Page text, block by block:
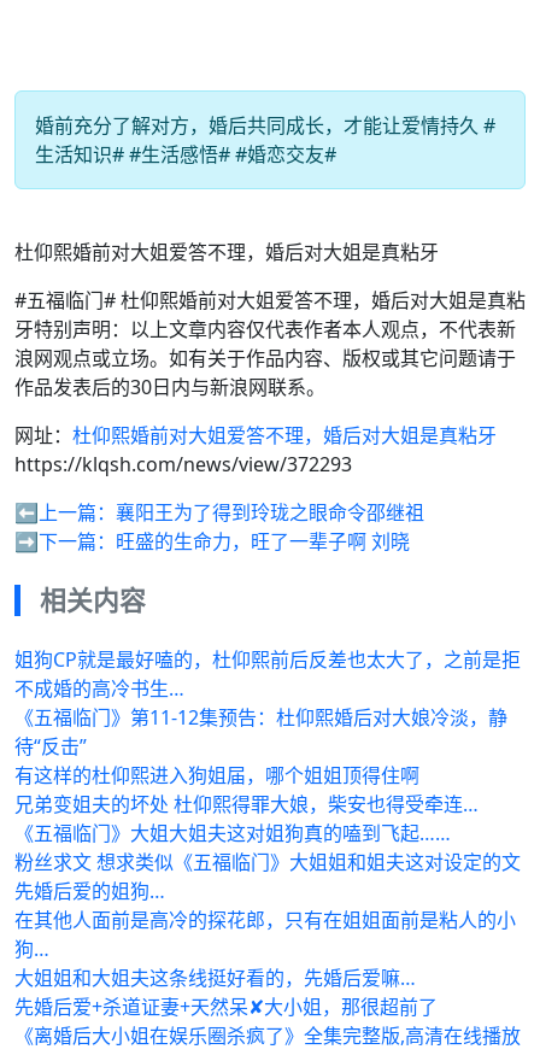
婚前充分了解对方，婚后共同成长，才能让爱情持久 #
生活知识# #生活感悟# #婚恋交友#
杜仰熙婚前对大姐爱答不理，婚后对大姐是真粘牙
#五福临门# 杜仰熙婚前对大姐爱答不理，婚后对大姐是真粘
牙特别声明：以上文章内容仅代表作者本人观点，不代表新
浪网观点或立场。如有关于作品内容、版权或其它问题请于
作品发表后的30日内与新浪网联系。
网址： 杜仰熙婚前对大姐爱答不理，婚后对大姐是真粘牙
https://klqsh.com/news/view/372293
⬅️上一篇： 襄阳王为了得到玲珑之眼命令邵继祖
➡️下一篇： 旺盛的生命力，旺了一辈子啊 刘晓
相关内容
姐狗CP就是最好嗑的，杜仰熙前后反差也太大了，之前是拒
不成婚的高冷书生…
《五福临门》第11-12集预告：杜仰熙婚后对大娘冷淡，静
待“反击”
有这样的杜仰熙进入狗姐届，哪个姐姐顶得住啊
兄弟变姐夫的坏处 杜仰熙得罪大娘，柴安也得受牵连…
《五福临门》大姐大姐夫这对姐狗真的嗑到飞起……
粉丝求文 想求类似《五福临门》大姐姐和姐夫这对设定的文
先婚后爱的姐狗…
在其他人面前是高冷的探花郎，只有在姐姐面前是粘人的小
狗…
大姐姐和大姐夫这条线挺好看的，先婚后爱嘛…
先婚后爱+杀道证妻+天然呆✘大小姐，那很超前了
《离婚后大小姐在娱乐圈杀疯了》全集完整版,高清在线播放